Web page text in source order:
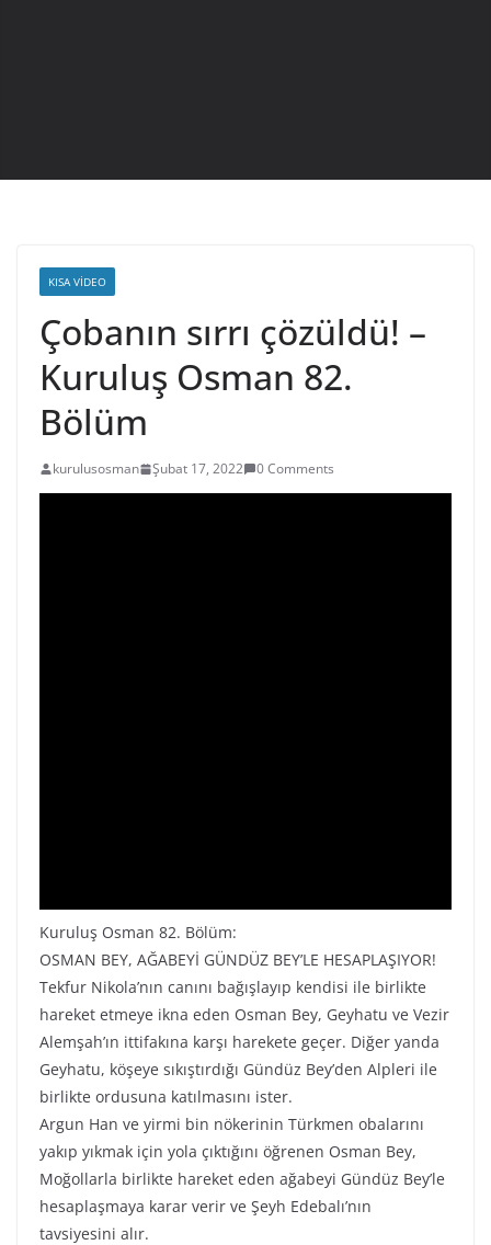
KISA VIDEO
Çobanın sırrı çözüldü! –
Kuruluş Osman 82.
Bölüm
kurulusosman Şubat 17, 2022 0 Comments
Kuruluş Osman 82. Bölüm:
OSMAN BEY, AĞABEYİ GÜNDÜZ BEY’LE HESAPLAŞIYOR!
Tekfur Nikola’nın canını bağışlayıp kendisi ile birlikte
hareket etmeye ikna eden Osman Bey, Geyhatu ve Vezir
Alemşah’ın ittifakına karşı harekete geçer. Diğer yanda
Geyhatu, köşeye sıkıştırdığı Gündüz Bey’den Alpleri ile
birlikte ordusuna katılmasını ister.
Argun Han ve yirmi bin nökerinin Türkmen obalarını
yakıp yıkmak için yola çıktığını öğrenen Osman Bey,
Moğollarla birlikte hareket eden ağabeyi Gündüz Bey’le
hesaplaşmaya karar verir ve Şeyh Edebalı’nın
tavsiyesini alır.